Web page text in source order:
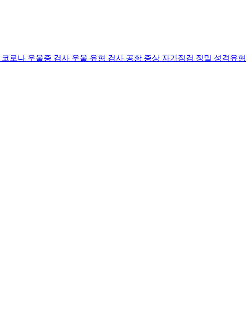
코로나 우울증 검사 우울 유형 검사 공황 증상 자가점검 정밀 성격유형